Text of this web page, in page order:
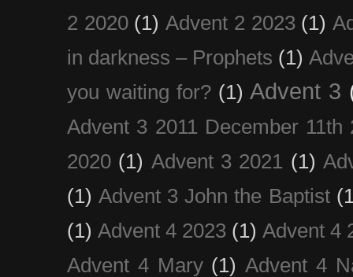
2 2020 (1) Advent 2 2023 (1)
in darkness – Prophets (1)
you waiting for? (1) Advent 3
Advent 3 2011 December 11th
2020 (1) Advent 3 2021 (1)
(1) Advent 3 John the Baptist
(1) Advent 4 2023 (1) Advent 4
Advent 4 Mary (1) Advent 4